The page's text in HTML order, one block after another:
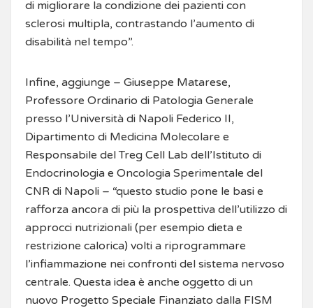
di migliorare la condizione dei pazienti con
sclerosi multipla, contrastando l’aumento di
disabilità nel tempo”.
Infine, aggiunge – Giuseppe Matarese,
Professore Ordinario di Patologia Generale
presso l’Università di Napoli Federico II,
Dipartimento di Medicina Molecolare e
Responsabile del Treg Cell Lab dell’Istituto di
Endocrinologia e Oncologia Sperimentale del
CNR di Napoli – “questo studio pone le basi e
rafforza ancora di più la prospettiva dell’utilizzo di
approcci nutrizionali (per esempio dieta e
restrizione calorica) volti a riprogrammare
l’infiammazione nei confronti del sistema nervoso
centrale. Questa idea è anche oggetto di un
nuovo Progetto Speciale Finanziato dalla FISM